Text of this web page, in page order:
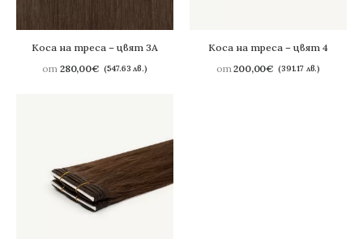
Коса на треса – цвят 3A
от 280,00€ (547.63 лв.)
Коса на треса – цвят 4
от200,00€ (391.17 лв.)